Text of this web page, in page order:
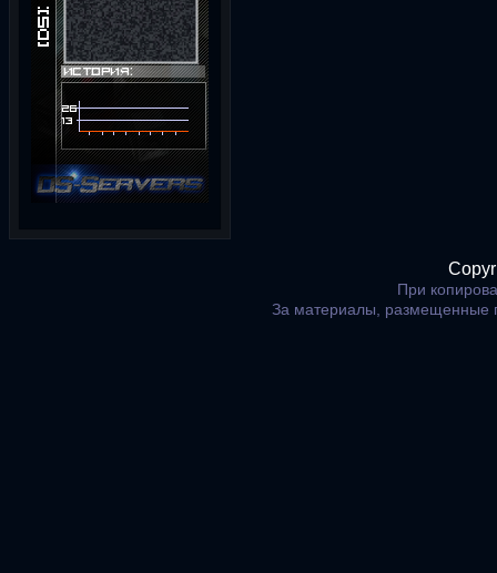
При
За материалы, размещенные